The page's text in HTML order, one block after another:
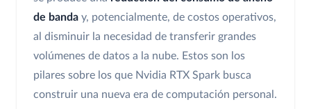
de banda y, potencialmente, de costos operativos,
al disminuir la necesidad de transferir grandes
volúmenes de datos a la nube. Estos son los
pilares sobre los que Nvidia RTX Spark busca
construir una nueva era de computación personal.